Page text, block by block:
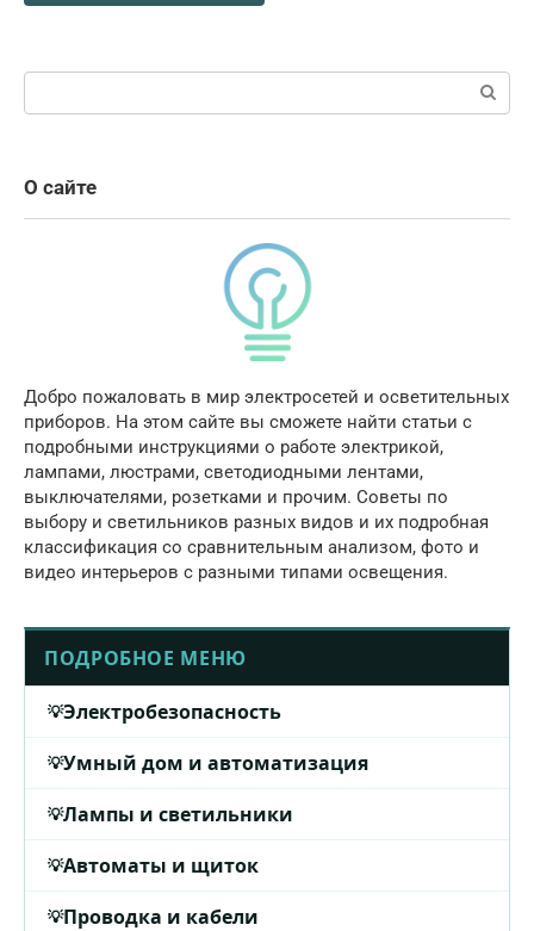
Поиск:
О сайте
Добро пожаловать в мир электросетей и осветительных
приборов. На этом сайте вы сможете найти статьи с
подробными инструкциями о работе электрикой,
лампами, люстрами, светодиодными лентами,
выключателями, розетками и прочим. Советы по
выбору и светильников разных видов и их подробная
классификация со сравнительным анализом, фото и
видео интерьеров с разными типами освещения.
ПОДРОБНОЕ МЕНЮ
Электробезопасность
Умный дом и автоматизация
Лампы и светильники
Автоматы и щиток
Проводка и кабели